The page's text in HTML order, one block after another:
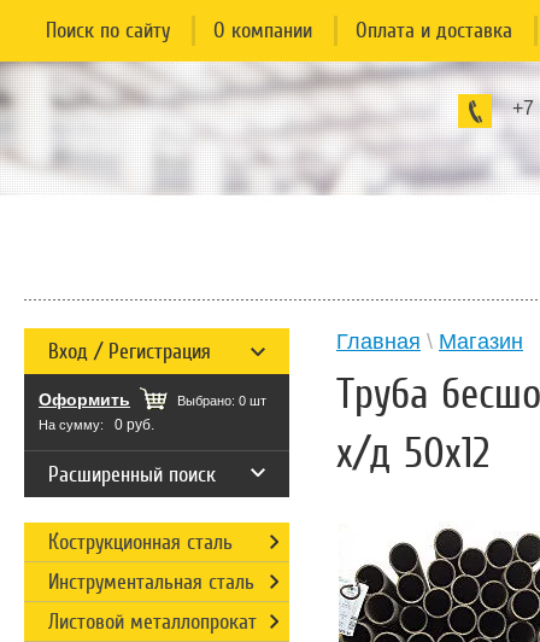
+7
Поиск по сайту О компании Оплата и доставка
Главная \ Магазин
Труба
х/д 50x12
Вход / Регистрация
Оформить Выбрано: 0 шт
На сумму:
0 руб.
Расширенный поиск
Кострукционная сталь
Инструментальная сталь
Листовой металлопрокат